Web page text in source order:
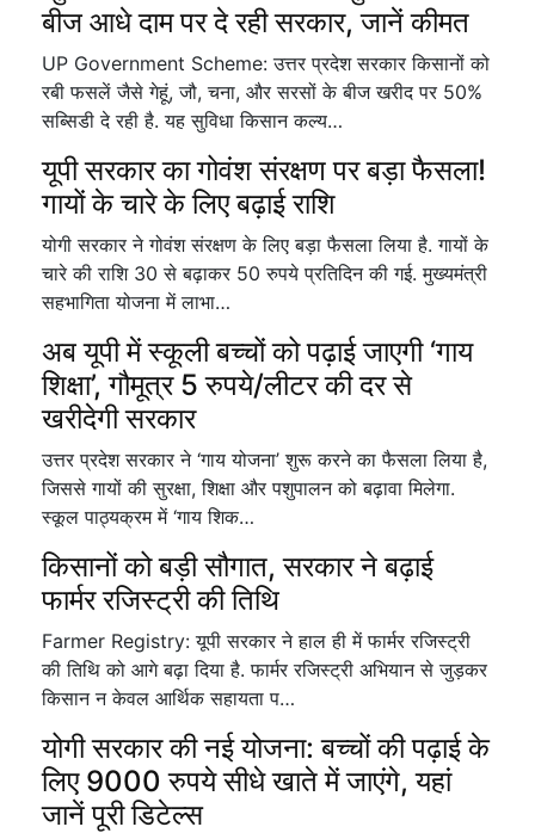
बीज आधे दाम पर दे रही सरकार, जानें कीमत
UP Government Scheme: उत्तर प्रदेश सरकार किसानों को
रबी फसलें जैसे गेहूं, जौ, चना, और सरसों के बीज खरीद पर 50%
सब्सिडी दे रही है. यह सुविधा किसान कल्य…
यूपी सरकार का गोवंश संरक्षण पर बड़ा फैसला!
गायों के चारे के लिए बढ़ाई राशि
योगी सरकार ने गोवंश संरक्षण के लिए बड़ा फैसला लिया है. गायों के
चारे की राशि 30 से बढ़ाकर 50 रुपये प्रतिदिन की गई. मुख्यमंत्री
सहभागिता योजना में लाभा…
अब यूपी में स्कूली बच्चों को पढ़ाई जाएगी ‘गाय
शिक्षा’, गौमूत्र 5 रुपये/लीटर की दर से
खरीदेगी सरकार
उत्तर प्रदेश सरकार ने ‘गाय योजना’ शुरू करने का फैसला लिया है,
जिससे गायों की सुरक्षा, शिक्षा और पशुपालन को बढ़ावा मिलेगा.
स्कूल पाठ्यक्रम में ‘गाय शिक…
किसानों को बड़ी सौगात, सरकार ने बढ़ाई
फार्मर रजिस्ट्री की तिथि
Farmer Registry: यूपी सरकार ने हाल ही में फार्मर रजिस्ट्री
की तिथि को आगे बढ़ा दिया है. फार्मर रजिस्ट्री अभियान से जुड़कर
किसान न केवल आर्थिक सहायता प…
योगी सरकार की नई योजना: बच्चों की पढ़ाई के
लिए 9000 रुपये सीधे खाते में जाएंगे, यहां
जानें पूरी डिटेल्स